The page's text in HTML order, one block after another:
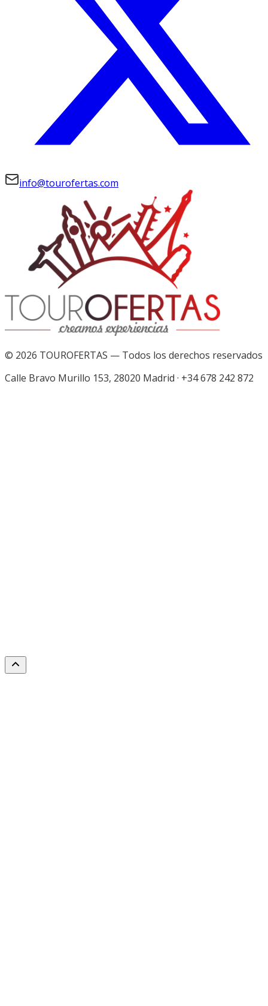
info@tourofertas.com
© 2026 TOUROFERTAS — Todos los derechos reservados
Calle Bravo Murillo 153, 28020 Madrid · +34 678 242 872